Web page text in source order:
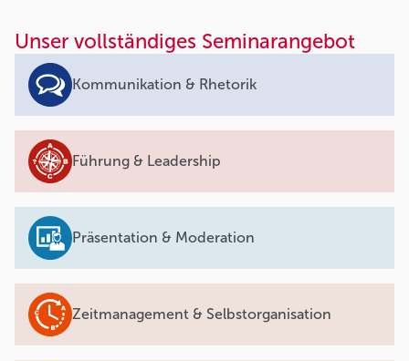
Unser vollständiges Seminarangebot
Kommunikation & Rhetorik
Führung & Leadership
Präsentation & Moderation
Zeitmanagement & Selbstorganisation